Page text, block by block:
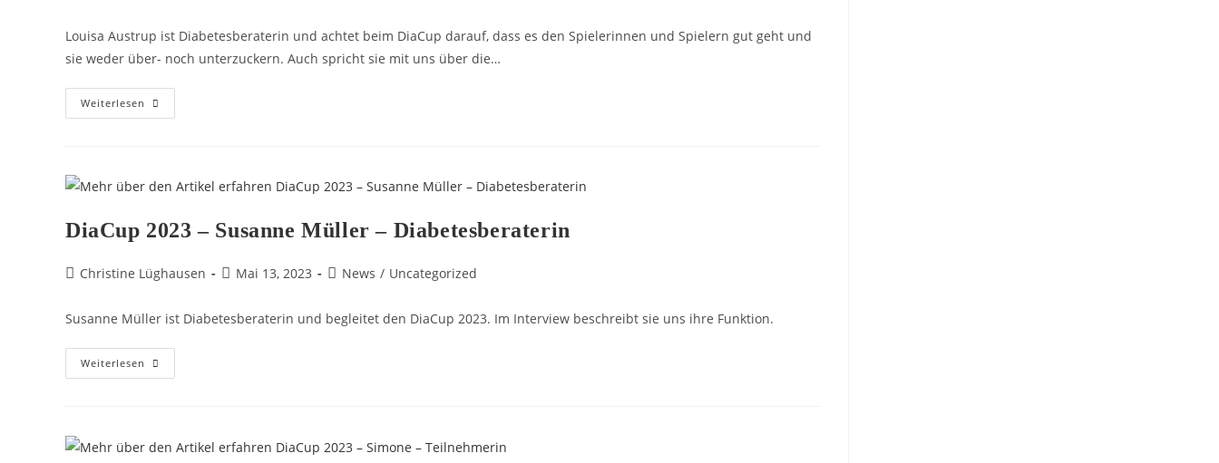
Louisa Austrup ist Diabetesberaterin und achtet beim DiaCup darauf, dass es den Spielerinnen und Spielern gut geht und
sie weder über- noch unterzuckern. Auch spricht sie mit uns über die…
Weiterlesen
DiaCup 2023 – Susanne Müller – Diabetesberaterin
Christine Lüghausen Mai 13, 2023 News / Uncategorized
Susanne Müller ist Diabetesberaterin und begleitet den DiaCup 2023. Im Interview beschreibt sie uns ihre Funktion.
Weiterlesen